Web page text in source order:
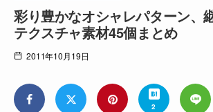
彩り豊かなオシャレパターン、
テクスチャ素材45個まとめ
2011年10月19日
2